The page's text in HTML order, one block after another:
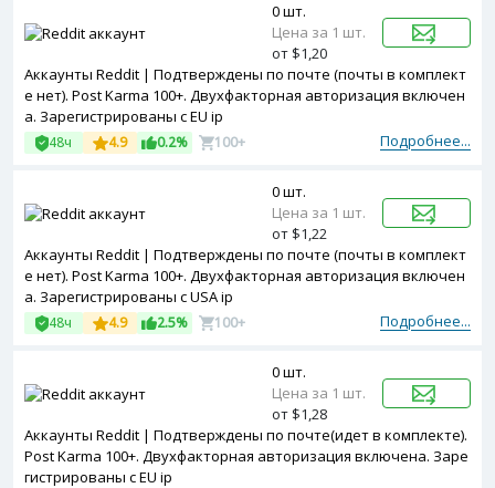
Аккаунты Reddit | Подтверждены по почте (почты в комплект
е нет). Post Karma 100+. Двухфакторная авторизация включен
а. Зарегистрированы с EU ip
Подробнее...
48ч 4.9 0.2% 100+
0 шт.
Цена за 1 шт.
от $1,20
Аккаунты Reddit | Подтверждены по почте (почты в комплект
е нет). Post Karma 100+. Двухфакторная авторизация включен
а. Зарегистрированы с USA ip
Подробнее...
48ч 4.9 2.5% 100+
0 шт.
Цена за 1 шт.
от $1,22
Аккаунты Reddit | Подтверждены по почте(идет в комплекте).
Post Karma 100+. Двухфакторная авторизация включена. Заре
гистрированы с EU ip
0 шт.
Цена за 1 шт.
от $1,28